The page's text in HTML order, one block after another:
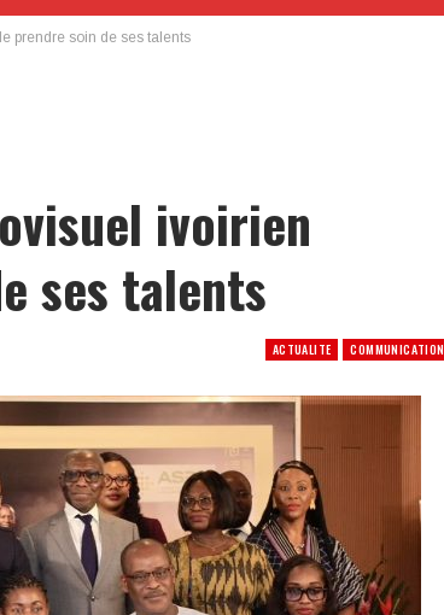
prendre soin de ses talents
ivoirien
ses talents
ACTUALITE COMMUNICATION